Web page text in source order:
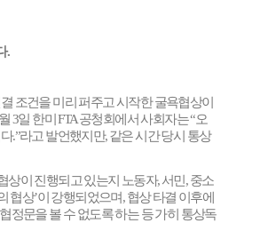
.
조건을 미리 퍼주고 시작한 굴욕협상이
3일 한미FTA공청회에서 사회자는“오
.”라고 발언했지만,같은 시간 당시 통상
상이 진행되고 있는지 노동자,서민 ,중소
협상’이 강행되었으며,협상 타결 이후에
정문을 볼 수 없도록 하는 등 가히 통상독